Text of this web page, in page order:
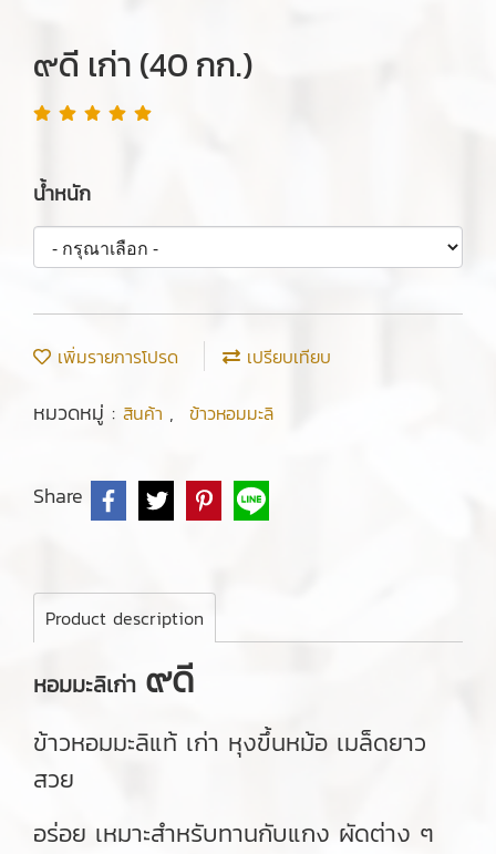
๙ดี เก่า (40 กก.)
น้ำหนัก
เพิ่มรายการโปรด เปรียบเทียบ
หมวดหมู่ : สินค้า , ข้าวหอมมะลิ
Share
Product description
หอมมะลิเก่า ๙ดี
ข้าวหอมมะลิแท้ เก่า หุงขึ้นหม้อ เมล็ดยาว
สวย
อร่อย เหมาะสำหรับทานกับแกง ผัดต่าง ๆ